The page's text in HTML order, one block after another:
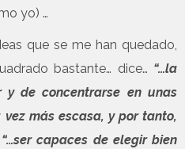
yo) …
que se me han quedado,
bastante… dice… “…la
de concentrarse en unas
más escasa, y por tanto,
“…ser capaces de elegir bien